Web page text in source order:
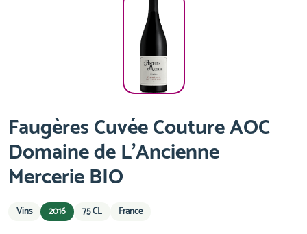
Faugères Cuvée Couture AOC
Domaine de L'Ancienne
Mercerie BIO
Vins 2016 75 CL France